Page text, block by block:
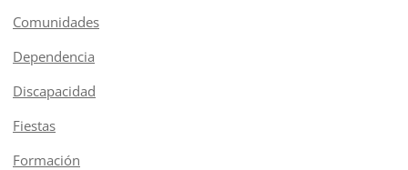
Comunidades
Dependencia
Discapacidad
Fiestas
Formación